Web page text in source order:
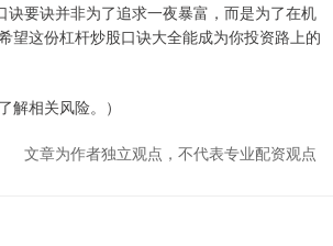
要诀并非为了追求一夜暴富，而是为了在机
望这份杠杆炒股口诀大全能成为你投资路上的
解相关风险。）
文章为作者独立观点，不代表专业配资观点